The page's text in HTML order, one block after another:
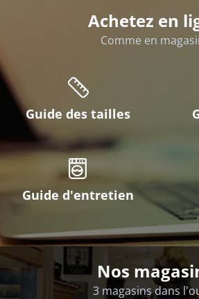
Achetez en
Comme en
Guide des tailles
Guide d'entretien
Nos
3 magasins dans